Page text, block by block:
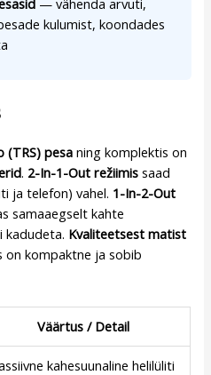
— vähenda arvuti,
kulumist, koondades
(TRS) pesa ning komplektis on
. 2-In-1-Out režiimis saad
ja telefon) vahel. 1-In-2-Out
samaaegselt kahte
kadudeta. Kvaliteetsest matist
on kompaktne ja sobib
Väärtus / Detail
kahesuunaline helilüliti